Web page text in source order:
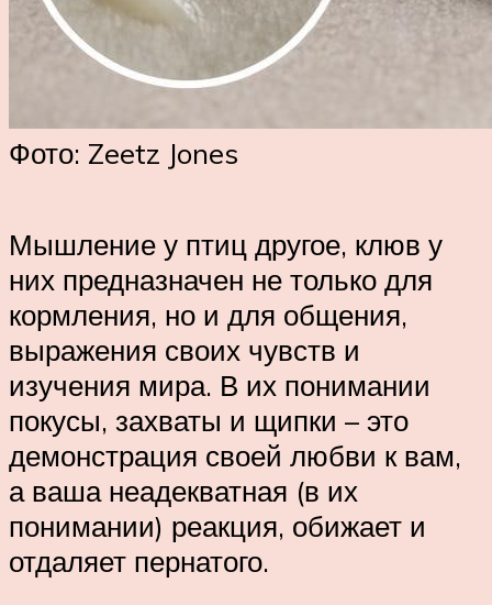
Фото: Zeetz Jones
Мышление у птиц другое, клюв у
них предназначен не только для
кормления, но и для общения,
выражения своих чувств и
изучения мира. В их понимании
покусы, захваты и щипки – это
демонстрация своей любви к вам,
а ваша неадекватная (в их
понимании) реакция, обижает и
отдаляет пернатого.